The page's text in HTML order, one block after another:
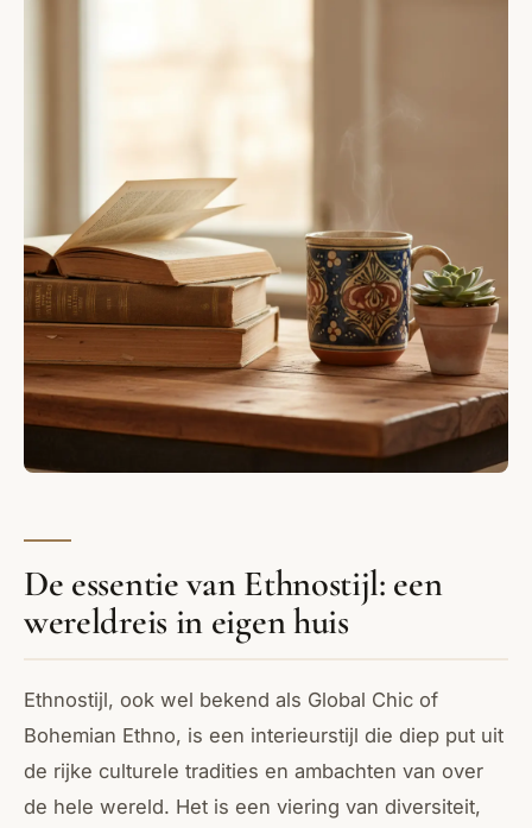
De essentie van Ethnostijl: een
wereldreis in eigen huis
Ethnostijl, ook wel bekend als Global Chic of
Bohemian Ethno, is een interieurstijl die diep put uit
de rijke culturele tradities en ambachten van over
de hele wereld. Het is een viering van diversiteit,